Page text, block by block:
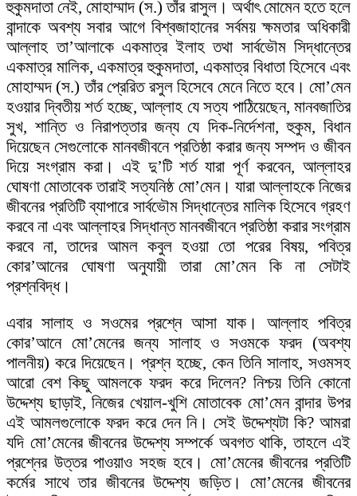
হুকুমদাতা নেই, মোহাম্মাদ (স.) তাঁর রাসুল। অর্থাৎ মোমেন হতে হলে
বান্দাকে অবশ্য সবার আগে বিশ্বজাহানের সর্বময় ক্ষমতার অধিকারী
আল্লাহ তা’আলাকে একমাত্র ইলাহ তথা সার্বভৌম সিদ্ধান্তের
একমাত্র মালিক, একমাত্র হুকুমদাতা, একমাত্র বিধাতা হিসেবে এবং
মোহাম্মদ (স.) তাঁর প্রেরিত রসুল হিসেবে মেনে নিতে হবে। মো’মেন
হওয়ার দ্বিতীয় শর্ত হচ্ছে, আল্লাহ যে সত্য পাঠিয়েছেন, মানবজাতির
সুখ, শান্তি ও নিরাপত্তার জন্য যে দিক-নির্দেশনা, হুকুম, বিধান
দিয়েছেন সেগুলোকে মানবজীবনে প্রতিষ্ঠা করার জন্য সম্পদ ও জীবন
দিয়ে সংগ্রাম করা। এই দু’টি শর্ত যারা পূর্ণ করবেন, আল্লাহর
ঘোষণা মোতাবেক তারাই সত্যনিষ্ঠ মো’মেন। যারা আল্লাহকে নিজের
জীবনের প্রতিটি ব্যাপারে সার্বভৌম সিদ্ধান্তের মালিক হিসেবে গ্রহণ
করবে না এবং আল্লাহর সিদ্ধান্ত মানবজীবনে প্রতিষ্ঠা করার সংগ্রাম
করবে না, তাদের আমল কবুল হওয়া তো পরের বিষয়, পবিত্র
কোর’আনের ঘোষণা অনুযায়ী তারা মো’মেন কি না সেটাই
প্রশ্নবিদ্ধ।
এবার সালাহ ও সওমের প্রশ্নে আসা যাক। আল্লাহ পবিত্র
কোর’আনে মো’মেনের জন্য সালাহ ও সওমকে ফরদ (অবশ্য
পালনীয়) করে দিয়েছেন। প্রশ্ন হচ্ছে, কেন তিনি সালাহ, সওমসহ
আরো বেশ কিছু আমলকে ফরদ করে দিলেন? নিশ্চয় তিনি কোনো
উদ্দেশ্য ছাড়াই, নিজের খেয়াল-খুশি মোতাবেক মো’মেন বান্দার উপর
এই আমলগুলোকে ফরদ করে দেন নি। সেই উদ্দেশ্যটা কি? আমরা
যদি মো’মেনের জীবনের উদ্দেশ্য সম্পর্কে অবগত থাকি, তাহলে এই
প্রশ্নের উত্তর পাওয়াও সহজ হবে। মো’মেনের জীবনের প্রতিটি
কর্মের সাথে তার জীবনের উদ্দেশ্য জড়িত। মো’মেনের জীবনের